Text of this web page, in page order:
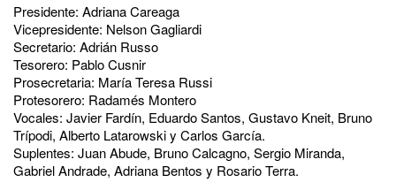
Presidente: Adriana Careaga
Vicepresidente: Nelson Gagliardi
Secretario: Adrián Russo
Tesorero: Pablo Cusnir
Prosecretaria: María Teresa Russi
Protesorero: Radamés Montero
Vocales: Javier Fardín, Eduardo Santos, Gustavo Kneit, Bruno
Trípodi, Alberto Latarowski y Carlos García.
Suplentes: Juan Abude, Bruno Calcagno, Sergio Miranda,
Gabriel Andrade, Adriana Bentos y Rosario Terra.